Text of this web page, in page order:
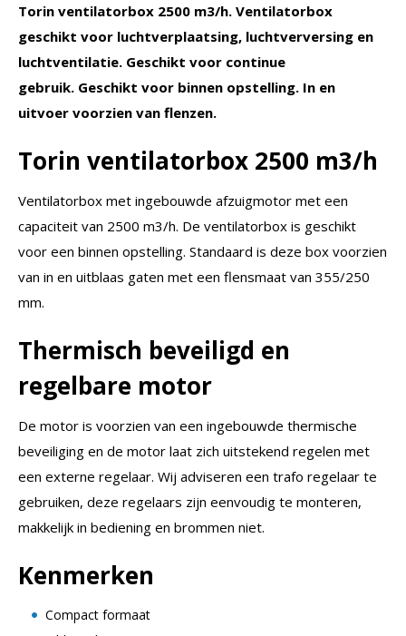
Torin ventilatorbox 2500 m3/h. Ventilatorbox
geschikt voor luchtverplaatsing, luchtverversing en
luchtventilatie. Geschikt voor continue
gebruik. Geschikt voor binnen opstelling. In en
uitvoer voorzien van flenzen.
Torin ventilatorbox 2500 m3/h
Ventilatorbox met ingebouwde afzuigmotor met een
capaciteit van 2500 m3/h. De ventilatorbox is geschikt
voor een binnen opstelling. Standaard is deze box voorzien
van in en uitblaas gaten met een flensmaat van 355/250
mm.
Thermisch beveiligd en
regelbare motor
De motor is voorzien van een ingebouwde thermische
beveiliging en de motor laat zich uitstekend regelen met
een externe regelaar. Wij adviseren een trafo regelaar te
gebruiken, deze regelaars zijn eenvoudig te monteren,
makkelijk in bediening en brommen niet.
Kenmerken
Compact formaat